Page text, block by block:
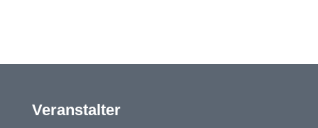
Veranstalter